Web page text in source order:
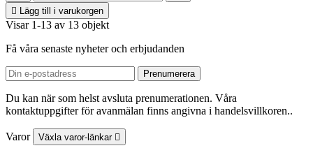

Lägg till i varukorgen
Visar 1-13 av 13 objekt
Få våra senaste nyheter och erbjudanden
Du kan när som helst avsluta prenumerationen. Våra
kontaktuppgifter för avanmälan finns angivna i handelsvillkoren..
Varor Växla varor-länkar 